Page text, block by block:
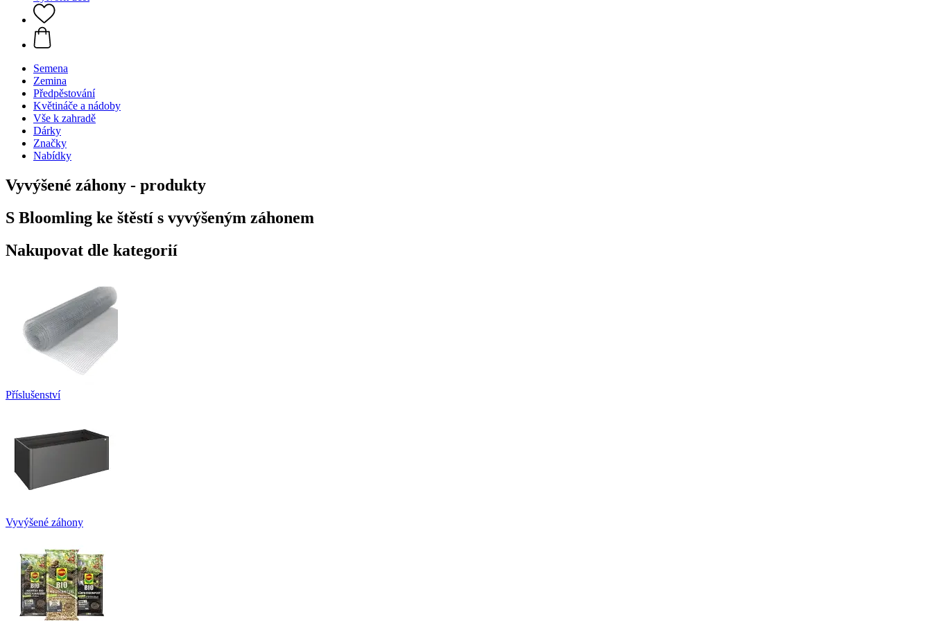
Semena
Zemina
Předpěstování
Květináče a nádoby
Vše k zahradě
Dárky
Značky
Nabídky
Vyvýšené záhony - produkty
S Bloomling ke štěstí s vyvýšeným záhonem
Nakupovat dle kategorií
Příslušenství
Vyvýšené záhony